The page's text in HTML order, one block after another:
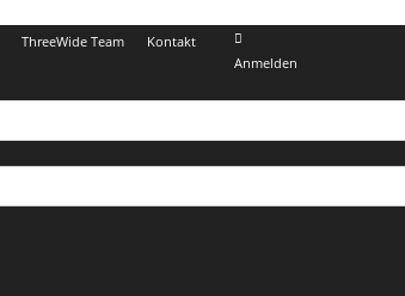
ThreeWide Team
Kontakt
Anmelden